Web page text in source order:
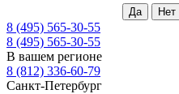
8 (495) 565-30-55
8 (495) 565-30-55
В вашем регионе
8 (812) 336-60-79
Санкт-Петербург